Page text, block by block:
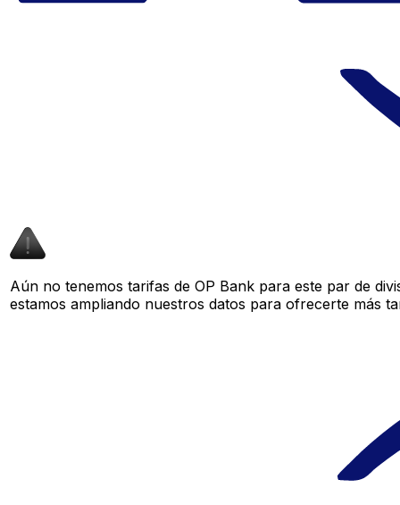
Aún no tenemos tarifas de OP Bank para este par de
estamos ampliando nuestros datos para ofrecerte más